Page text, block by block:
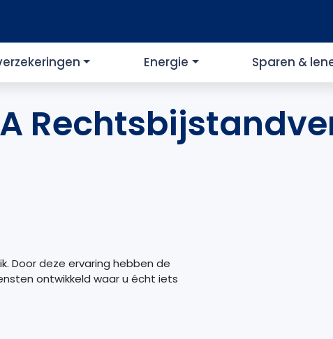
Energie Sparen &
Door deze ervaring hebben de
ontwikkeld waar u écht iets